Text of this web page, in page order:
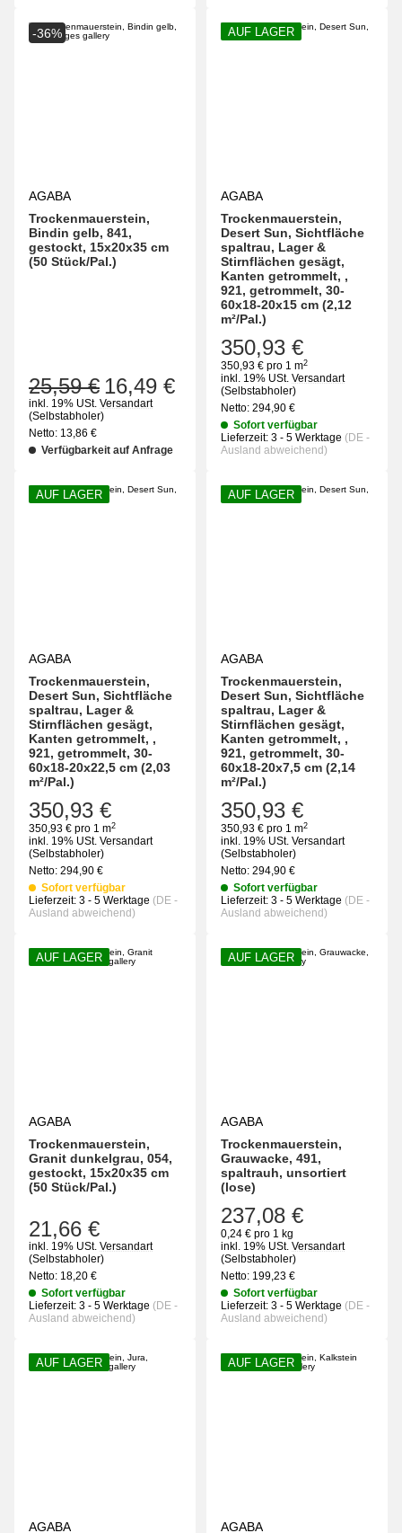
-36%
AGABA
Trockenmauerstein,
Bindin gelb, 841,
gestockt, 15x20x35 cm
(50 Stück/Pal.)
16,49 €
25,59 €
inkl. 19% USt. Versandart
(Selbstabholer)
Netto: 13,86 €
Verfügbarkeit auf Anfrage
AUF LAGER
AGABA
Trockenmauerstein,
Desert Sun, Sichtfläche
spaltrau, Lager &
Stirnflächen gesägt,
Kanten getrommelt, ,
921, getrommelt, 30-
60x18-20x15 cm (2,12
m²/Pal.)
350,93 €
350,93 € pro 1 m2
inkl. 19% USt. Versandart
(Selbstabholer)
Netto: 294,90 €
Sofort verfügbar
Lieferzeit: 3 - 5 Werktage (DE -
Ausland abweichend)
AUF LAGER
AGABA
Trockenmauerstein,
Desert Sun, Sichtfläche
spaltrau, Lager &
Stirnflächen gesägt,
Kanten getrommelt, ,
921, getrommelt, 30-
60x18-20x22,5 cm (2,03
m²/Pal.)
350,93 €
350,93 € pro 1 m2
inkl. 19% USt. Versandart
(Selbstabholer)
Netto: 294,90 €
Sofort verfügbar
Lieferzeit: 3 - 5 Werktage (DE -
Ausland abweichend)
AUF LAGER
AGABA
Trockenmauerstein,
Desert Sun, Sichtfläche
spaltrau, Lager &
Stirnflächen gesägt,
Kanten getrommelt, ,
921, getrommelt, 30-
60x18-20x7,5 cm (2,14
m²/Pal.)
350,93 €
350,93 € pro 1 m2
inkl. 19% USt. Versandart
(Selbstabholer)
Netto: 294,90 €
Sofort verfügbar
Lieferzeit: 3 - 5 Werktage (DE -
Ausland abweichend)
AUF LAGER
AGABA
Trockenmauerstein,
Granit dunkelgrau, 054,
gestockt, 15x20x35 cm
(50 Stück/Pal.)
21,66 €
inkl. 19% USt. Versandart
(Selbstabholer)
Netto: 18,20 €
Sofort verfügbar
Lieferzeit: 3 - 5 Werktage (DE -
Ausland abweichend)
AUF LAGER
AGABA
Trockenmauerstein,
Grauwacke, 491,
spaltrauh, unsortiert
(lose)
237,08 €
0,24 € pro 1 kg
inkl. 19% USt. Versandart
(Selbstabholer)
Netto: 199,23 €
Sofort verfügbar
Lieferzeit: 3 - 5 Werktage (DE -
Ausland abweichend)
AUF LAGER
AGABA
AUF LAGER
AGABA